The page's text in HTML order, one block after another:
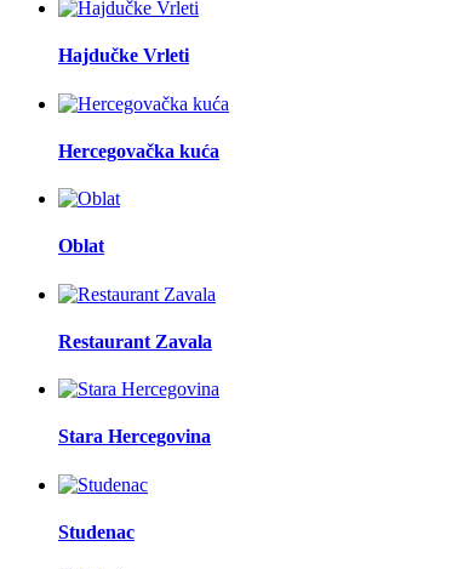
Hajdučke Vrleti
Hercegovačka kuća
Oblat
Restaurant Zavala
Stara Hercegovina
Studenac